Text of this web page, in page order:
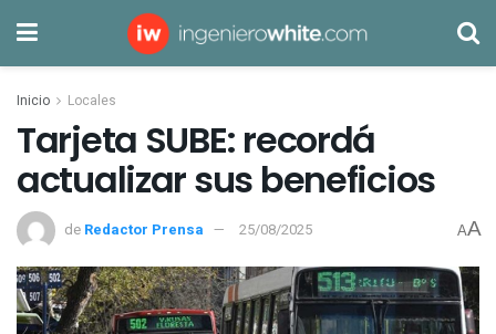
Inicio Locales
Tarjeta SUBE: recordá
actualizar sus beneficios
de Redactor Prensa 25/08/2025 AA